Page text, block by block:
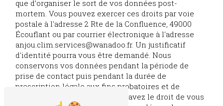
que d’organiser le sort de vos données post-
mortem. Vous pouvez exercer ces droits par voie
postale à l'adresse 2 Rte de la Confluence, 49000
Écouflant ou par courrier électronique à l'adresse
anjou.clim.services@wanadoo.fr. Un justificatif
d'identité pourra vous être demandé. Nous
conservons vos données pendant la période de
prise de contact puis pendant la durée de
prescription légale aux fins probatoires et de
gestion des contentieux. Vous avez le droit de vous